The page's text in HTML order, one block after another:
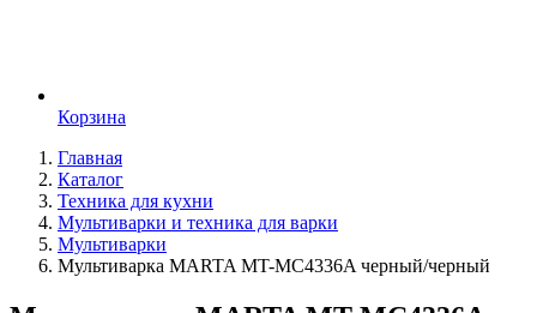
Корзина
Главная
Каталог
Техника для кухни
Мультиварки и техника для варки
Мультиварки
Мультиварка MARTA MT-MC4336A черный/черный